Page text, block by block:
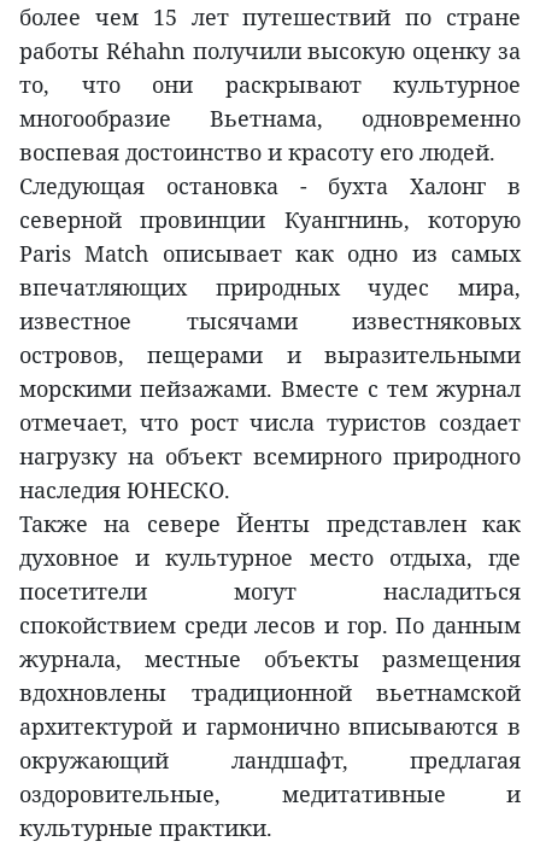
более чем 15 лет путешествий по стране
работы Réhahn получили высокую оценку за
то, что они раскрывают культурное
многообразие Вьетнама, одновременно
воспевая достоинство и красоту его людей.
Следующая остановка - бухта Халонг в
северной провинции Куангнинь, которую
Paris Match описывает как одно из самых
впечатляющих природных чудес мира,
известное тысячами известняковых
островов, пещерами и выразительными
морскими пейзажами. Вместе с тем журнал
отмечает, что рост числа туристов создает
нагрузку на объект всемирного природного
наследия ЮНЕСКО.
Также на севере Йенты представлен как
духовное и культурное место отдыха, где
посетители могут насладиться
спокойствием среди лесов и гор. По данным
журнала, местные объекты размещения
вдохновлены традиционной вьетнамской
архитектурой и гармонично вписываются в
окружающий ландшафт, предлагая
оздоровительные, медитативные и
культурные практики.